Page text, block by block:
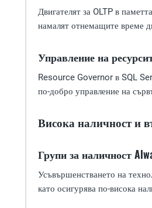
Двигателят за OLTP в
намалят отнемащите време
Управление на
Resource Governor в SQL
по-добро управление на
Висока наличност и
Групи за наличност
Усъвършенстването на
като осигурява по-висока